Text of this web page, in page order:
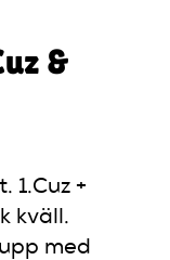
&
1.Cuz +
kväll.
med